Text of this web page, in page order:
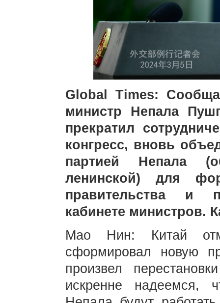
Global Times:
министр Непала
прекратил
конгресс, вновь
партией Непала
ленинской) для
правительства и
кабинете министров.
Мао Нин: Китай
сформировал новую
произвел
искренне надеемся,